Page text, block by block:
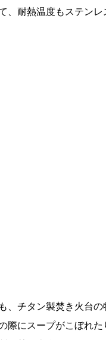
、耐熱温度もステンレ
、チタン製焚き火台の
際にスープがこぼれた